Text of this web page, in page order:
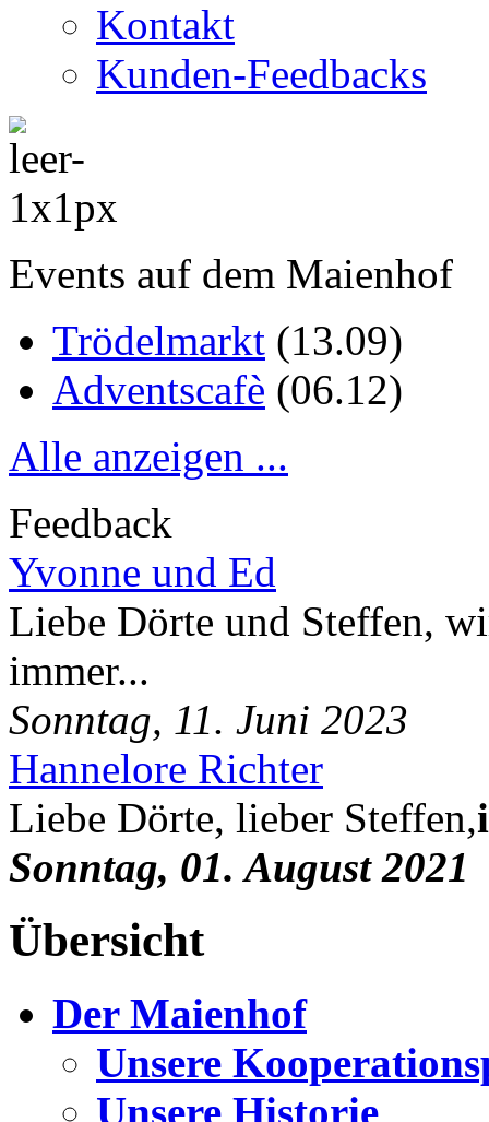
Kontakt
Kunden-Feedbacks
Events auf dem Maienhof
Trödelmarkt (13.09)
Adventscafè (06.12)
Alle anzeigen ...
Feedback
Yvonne und Ed
Liebe Dörte und Steffen,
immer...
Sonntag, 11. Juni 2023
Hannelore Richter
Liebe Dörte, lieber Steffen,
Sonntag, 01. August 2021
Übersicht
Der Maienhof
Unsere
Unsere Historie